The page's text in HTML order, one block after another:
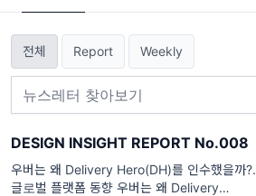
전체 Report Weekly
DESIGN INSIGHT REPORT No.008
우버는 왜 Delivery Hero(DH)를 인수했을까?.
글로벌 플랫폼 동향 우버는 왜 Delivery